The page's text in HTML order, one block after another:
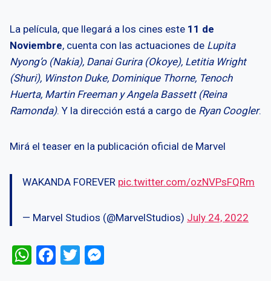
La película, que llegará a los cines este 11 de
Noviembre, cuenta con las actuaciones de Lupita
Nyong’o (Nakia), Danai Gurira (Okoye), Letitia Wright
(Shuri), Winston Duke, Dominique Thorne, Tenoch
Huerta, Martin Freeman y Angela Bassett (Reina
Ramonda). Y la dirección está a cargo de Ryan Coogler.
Mirá el teaser en la publicación oficial de Marvel
WAKANDA FOREVER pic.twitter.com/ozNVPsFQRm
— Marvel Studios (@MarvelStudios) July 24, 2022
W F
T